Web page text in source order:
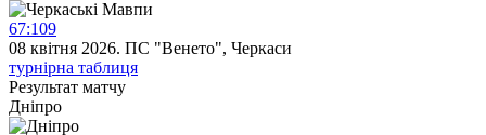
67:109
08 квітня 2026. ПС "Венето", Черкаси
турнірна таблиця
Результат матчу
Дніпро